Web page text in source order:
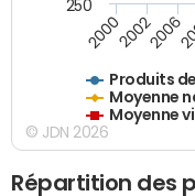
Produits
Moyenne
Moyenne
200020022006
250
© JDN 2026
Répartition des